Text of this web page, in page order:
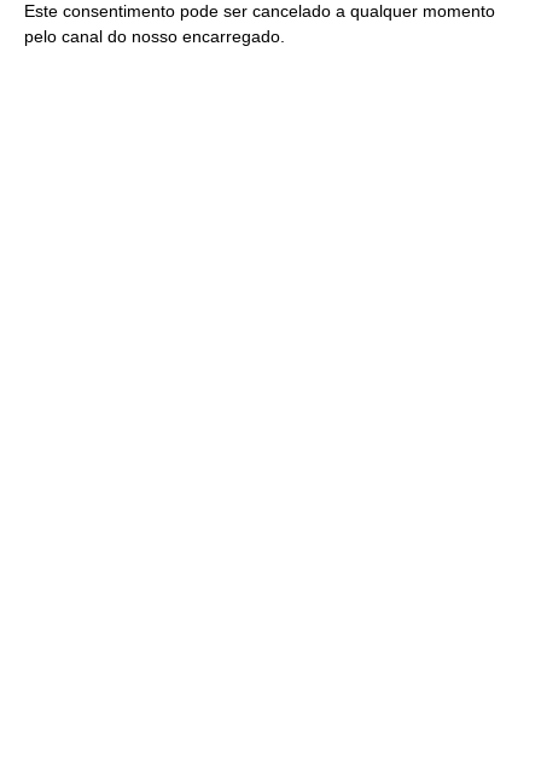
Este consentimento pode ser cancelado a qualquer momento
pelo canal do nosso encarregado.